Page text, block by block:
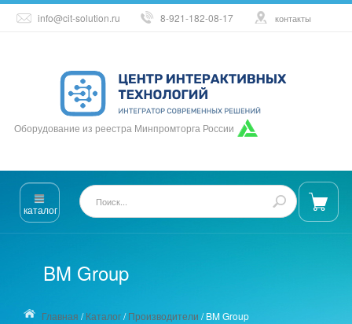
info@cit-solution.ru 8-921-182-08-17 контакты
Оборудование из реестра Минпромторга России
каталог
BM Group
Главная /Каталог/Производители /BM Group